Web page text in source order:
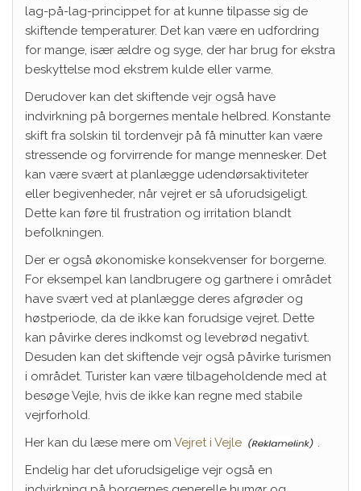
lag-på-lag-princippet for at kunne tilpasse sig de
skiftende temperaturer. Det kan være en udfordring
for mange, især ældre og syge, der har brug for ekstra
beskyttelse mod ekstrem kulde eller varme.
Derudover kan det skiftende vejr også have
indvirkning på borgernes mentale helbred. Konstante
skift fra solskin til tordenvejr på få minutter kan være
stressende og forvirrende for mange mennesker. Det
kan være svært at planlægge udendørsaktiviteter
eller begivenheder, når vejret er så uforudsigeligt.
Dette kan føre til frustration og irritation blandt
befolkningen.
Der er også økonomiske konsekvenser for borgerne.
For eksempel kan landbrugere og gartnere i området
have svært ved at planlægge deres afgrøder og
høstperiode, da de ikke kan forudsige vejret. Dette
kan påvirke deres indkomst og levebrød negativt.
Desuden kan det skiftende vejr også påvirke turismen
i området. Turister kan være tilbageholdende med at
besøge Vejle, hvis de ikke kan regne med stabile
vejrforhold.
Her kan du læse mere om Vejret i Vejle
.
Endelig har det uforudsigelige vejr også en